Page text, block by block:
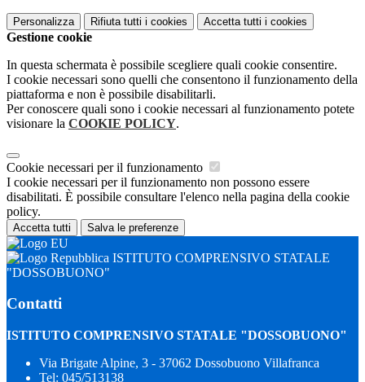
Personalizza Rifiuta tutti i cookies Accetta tutti i cookies
Gestione cookie
In questa schermata è possibile scegliere quali cookie consentire.
I cookie necessari sono quelli che consentono il funzionamento della
piattaforma e non è possibile disabilitarli.
Per conoscere quali sono i cookie necessari al funzionamento potete
visionare la COOKIE POLICY.
Cookie necessari per il funzionamento
I cookie necessari per il funzionamento non possono essere
disabilitati. È possibile consultare l'elenco nella pagina della cookie
policy.
Accetta tutti Salva le preferenze
ISTITUTO COMPRENSIVO STATALE
"DOSSOBUONO"
Contatti
ISTITUTO COMPRENSIVO STATALE "DOSSOBUONO"
Via Brigate Alpine, 3 - 37062 Dossobuono Villafranca
Tel: 045/513138